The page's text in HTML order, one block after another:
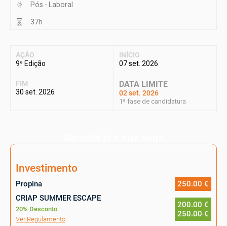
Pós - Laboral
37h
AÇÃO
9ª Edição
INÍCIO
07 set. 2026
FIM
30 set. 2026
DATA LIMITE
02 set. 2026
1ª fase de candidatura
Investimento
Propina
250.00 €
CRIAP SUMMER ESCAPE
20% Desconto
Ver Regulamento
200.00 €
250.00 €